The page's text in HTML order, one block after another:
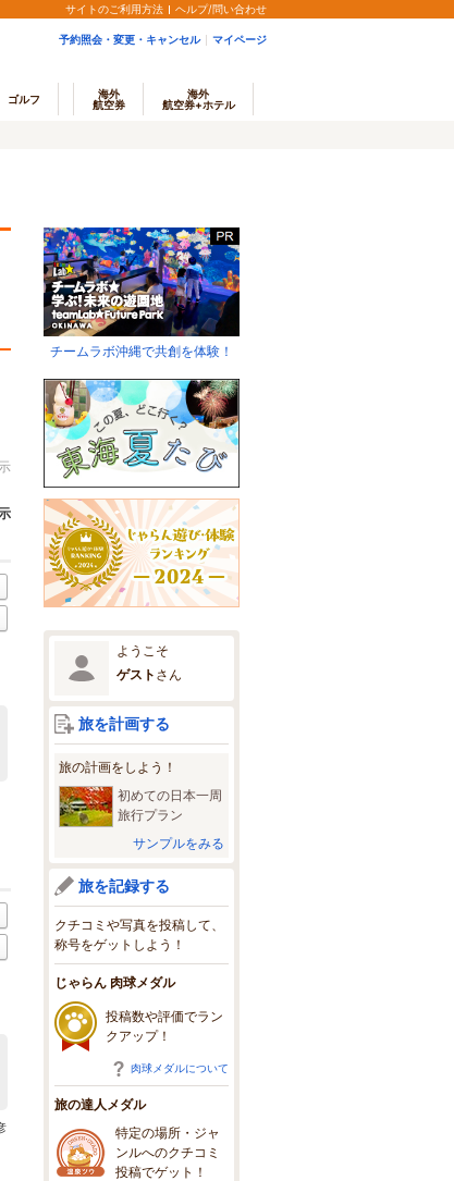
サイトのご利用方法 ヘルプ/問い合わせ
予約照会・変更・キャンセル マイページ
ゴルフ
海外
航空券
海外
航空券+ホテル
チームラボ沖縄で共創を体験！
ようこそ
ゲスト さん
旅を計画する
旅の計画をしよう！
初めての日本一周
旅行プラン
サンプルをみる
旅を記録する
クチコミや写真を投稿して、
称号をゲットしよう！
じゃらん 肉球メダル
投稿数や評価でラン
クアップ！
肉球メダルについて
旅の達人メダル
特定の場所・ジャ
ンルへのクチコミ
投稿でゲット！